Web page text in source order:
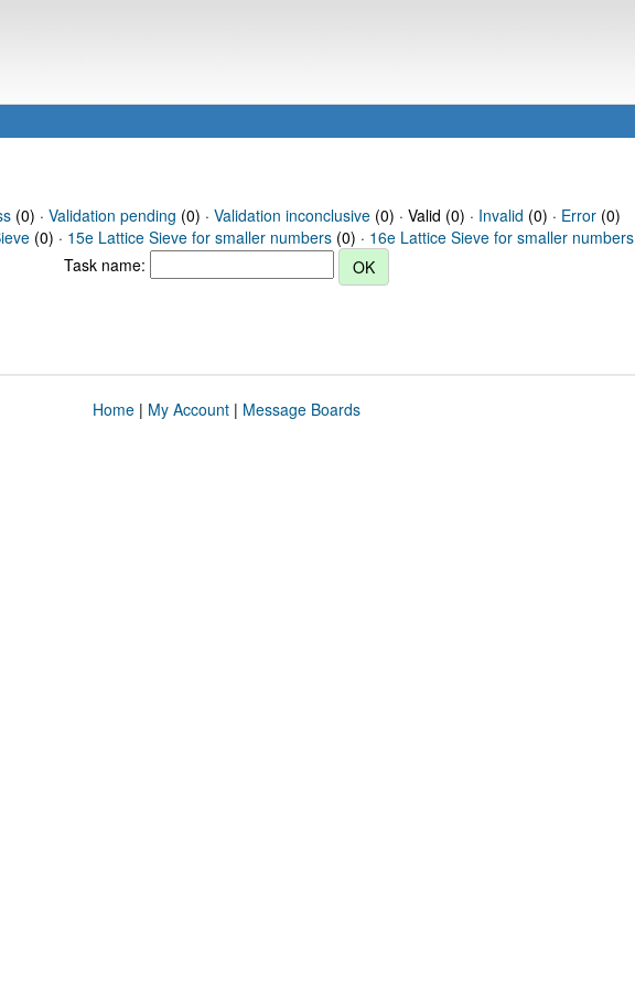
(0) · Validation pending (0) · Validation inconclusive(0) · Valid (0) · Invalid (0) · Error(0)
(0) · 15e Lattice Sieve for smaller numbers (0) · 16e Lattice Sieve for smaller numbers
Task name:
Home| My Account| Message Boards